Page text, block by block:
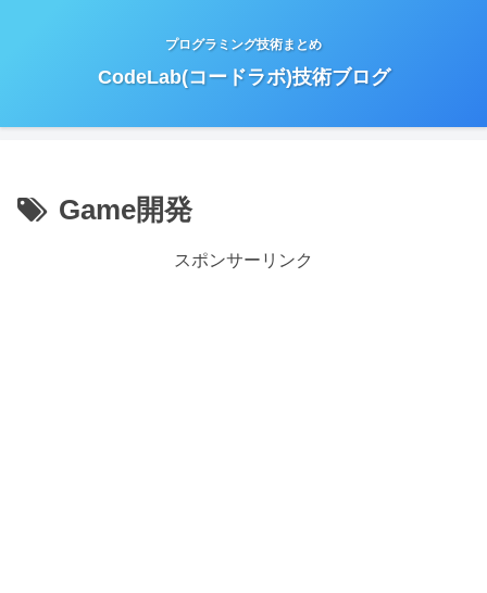
プログラミング技術まとめ
CodeLab(コードラボ)技術ブログ
Game開発
スポンサーリンク